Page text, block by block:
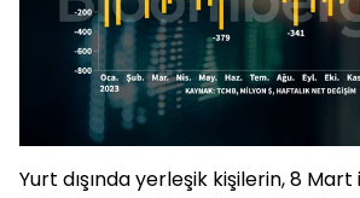
Yurt dışında yerleşik kişilerin, 8 Mart